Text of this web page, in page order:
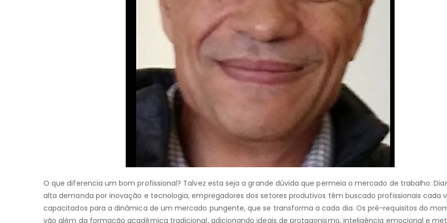
O que diferencia um bom profissional? Talvez esta seja a grande dúvida que permeia o mercado de trabalho.
alta demanda por inovação e tecnologia, empregadores dos setores produtivos têm buscado profissionais cada
capacitados para a dinâmica de um mercado pungente, que se transforma a cada dia. Os pré-requisitos do
vão além da formação acadêmica tradicional, adicionando ideais de protagonismo, inteligência emocional e